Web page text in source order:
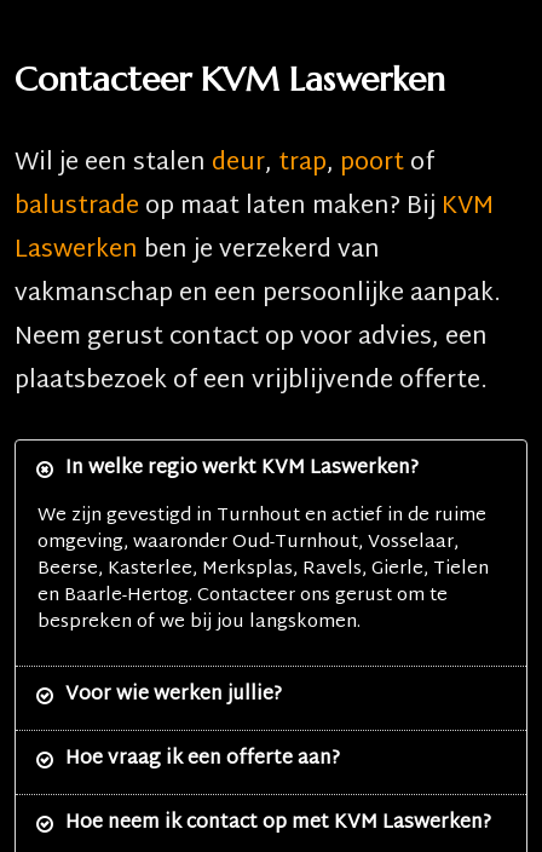
Contacteer KVM Laswerken
Wil je een stalen deur, trap, poortof
balustradeop maat laten maken? Bij KVM
Laswerken ben je verzekerd van
vakmanschap en een persoonlijke aanpak.
Neem gerust contact op voor advies, een
plaatsbezoek of een vrijblijvende offerte.
In welke regio werkt KVM Laswerken?
We zijn gevestigd in Turnhouten actief in de ruime
omgeving, waaronderOud-Turnhout, Vosselaar,
Beerse, Kasterlee, Merksplas, Ravels, Gierle, Tielen
en Baarle-Hertog. Contacteer ons gerust om te
bespreken of we bij jou langskomen.
Voor wie werken jullie?
Hoe vraag ik een offerte aan?
Hoe neem ik contact op metKVM Laswerken?